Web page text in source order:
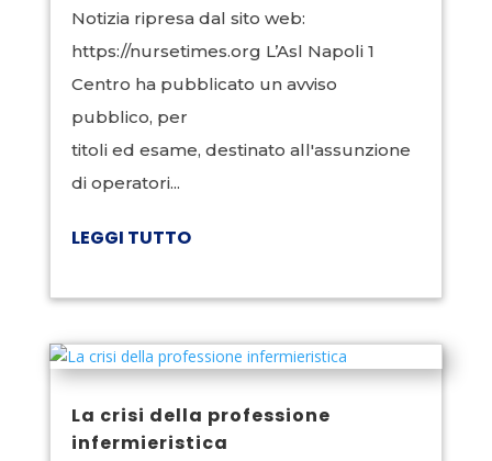
Notizia ripresa dal sito web:
https://nursetimes.org L’Asl Napoli 1
Centro ha pubblicato un avviso
pubblico, per
titoli ed esame, destinato all'assunzione
di operatori...
LEGGI TUTTO
La crisi della professione
infermieristica